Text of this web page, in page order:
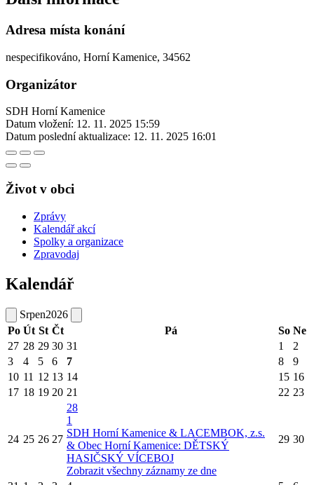
Adresa místa konání
nespecifikováno, Horní Kamenice, 34562
Organizátor
SDH Horní Kamenice
Datum vložení: 12. 11. 2025 15:59
Datum poslední aktualizace: 12. 11. 2025 16:01
Život v obci
Zprávy
Kalendář akcí
Spolky a organizace
Zpravodaj
Kalendář
Srpen2026
Po Út St Čt Pá So Ne
27 28 29 30 31 1
2
3
4 5 6 7 8
9
10 11 12 13 14 15 16
17 18 19 20 21 22 23
24 25 26 27
28
1
SDH Horní Kamenice & LACEMBOK, z.s.
& Obec Horní Kamenice: DĚTSKÝ
HASIČSKÝ VÍCEBOJ
Zobrazit všechny záznamy ze dne
29 30